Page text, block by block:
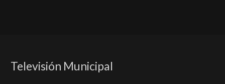
Televisión Municipal